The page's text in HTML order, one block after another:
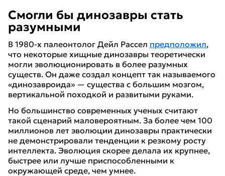
Смогли бы динозавры стать
разумными
В 1980-х палеонтолог Дейл Рассел предположил,
что некоторые хищные динозавры теоретически
могли эволюционировать в более разумных
существ. Он даже создал концепт так называемого
«динозавроида» — существа с большим мозгом,
вертикальной походкой и развитыми руками.
Но большинство современных ученых считают
такой сценарий маловероятным. За более чем 100
миллионов лет эволюции динозавры практически
не демонстрировали тенденции к резкому росту
интеллекта. Эволюция скорее делала их крупнее,
быстрее или лучше приспособленными к
окружающей среде, чем умнее.